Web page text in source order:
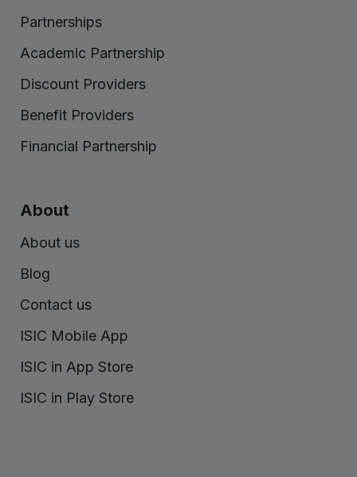
Partnerships
Academic Partnership
Discount Providers
Benefit Providers
Financial Partnership
About
About us
Blog
Contact us
ISIC Mobile App
ISIC in App Store
ISIC in Play Store